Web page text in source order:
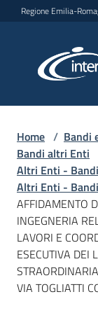
Vai al contenuto
Vai alla navigazione
Vai al footer
Regione Emilia-
L'Agenzia
Bandi
e
strumenti
Home / Bandi
Bandi altri Enti
Altri Enti -
Altri Enti -
AFFIDAMENTO
INGEGNERIA
LAVORI E
ESECUTIVA DEI
VIA TOGLIATTI